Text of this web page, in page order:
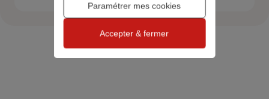
Paramétrer mes cookies
Accepter & fermer